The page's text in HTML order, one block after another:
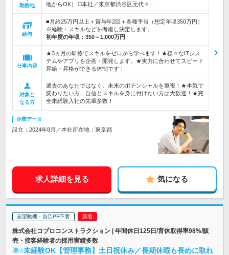
勤務地
地からOK） □本社／東京都渋谷区元代々…
給与
■月給25万円以上＋賞与年2回＋各種手当（想定年収350万円）
※経験・スキルなどを考慮し決定します。 …
初年度の年収： 350～1,000万円
仕事内容
★3ヵ月の研修でスキルをゼロから学べます！★様々なITシス
テムやアプリを企画・開発します。★実力に合わせてスピード
昇給・昇格ができる体制です！
対象と
なる方
過去のあなたではなく、未来のポテンシャルを重視！★本気で
変わりたい方、自信とスキルを身に付けたい方は大歓迎！★完
全未経験入社の先輩多数！
企業データ
設立：2024年8月／本社所在地：東京都
求人詳細を見る 気になる
志望動機・自己PR不要
株式会社コプロコンストラクション | 年間休日125日/育休取得率98%/販
売・接客経験者の採用実績多数
※○未経験OK【管理事務】土日祝休み／長期休暇も長めに取れ